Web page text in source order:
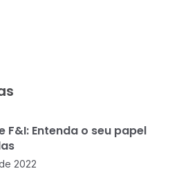
F&I: Entenda o seu papel
2022